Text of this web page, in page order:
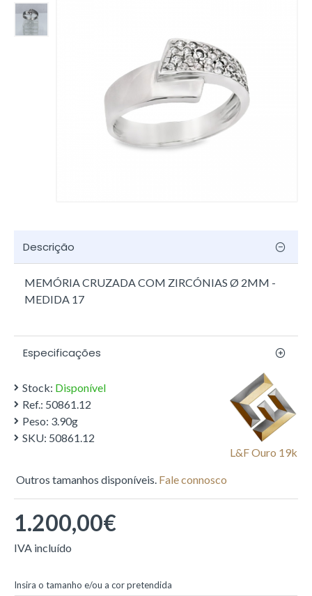
Descrição
MEMÓRIA CRUZADA COM ZIRCÓNIAS Ø 2MM -
MEDIDA 17
Especificações
Stock: Disponível
Ref.: 50861.12
Peso: 3.90g
SKU: 50861.12
L&f Ouro 19k
1.200,00€
Insira o tamanho e/ou a cor pretendida
Outros tamanhos disponíveis. Fale connosco